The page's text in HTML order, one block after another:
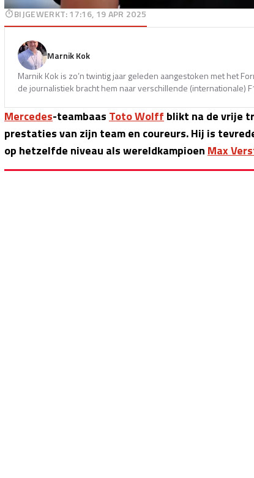
BIJGEWERKT:17:16, 19 APR 2025
Marnik Kok
Marnik Kok is zo’n twintig jaar geleden aangestoken met het
de journalistiek bracht hem naar verschillende (internationale)
Mercedes-teambaas Toto Wolff blikt na de vrije
prestaties van zijn team en coureurs. Hij is
op hetzelfde niveau als wereldkampioen Max